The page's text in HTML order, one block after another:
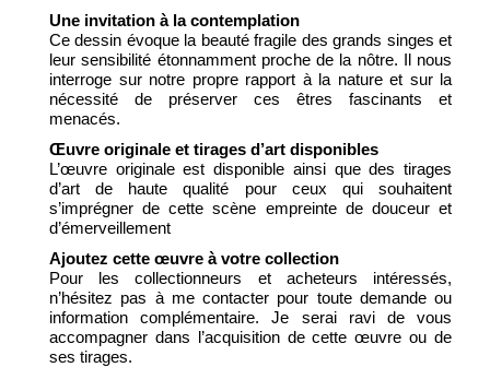
Une invitation à la contemplation
Ce dessin évoque la beauté fragile des grands singes et
leur sensibilité étonnamment proche de la nôtre. Il nous
interroge sur notre propre rapport à la nature et sur la
nécessité de préserver ces êtres fascinants et
menacés.
Œuvre originale et tirages d’art disponibles
L’œuvre originale est disponible ainsi que des tirages
d’art de haute qualité pour ceux qui souhaitent
s’imprégner de cette scène empreinte de douceur et
d’émerveillement
Ajoutez cette œuvre à votre collection
Pour les collectionneurs et acheteurs intéressés,
n’hésitez pas à me contacter pour toute demande ou
information complémentaire. Je serai ravi de vous
accompagner dans l’acquisition de cette œuvre ou de
ses tirages.